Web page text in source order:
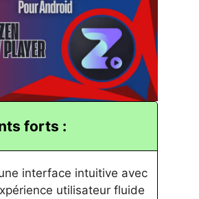
forts :
interface intuitive avec
utilisateur fluide